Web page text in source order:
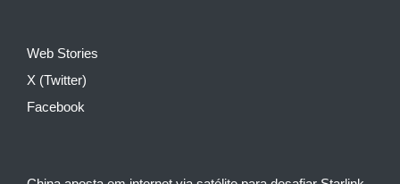
Web Stories
X (Twitter)
Facebook